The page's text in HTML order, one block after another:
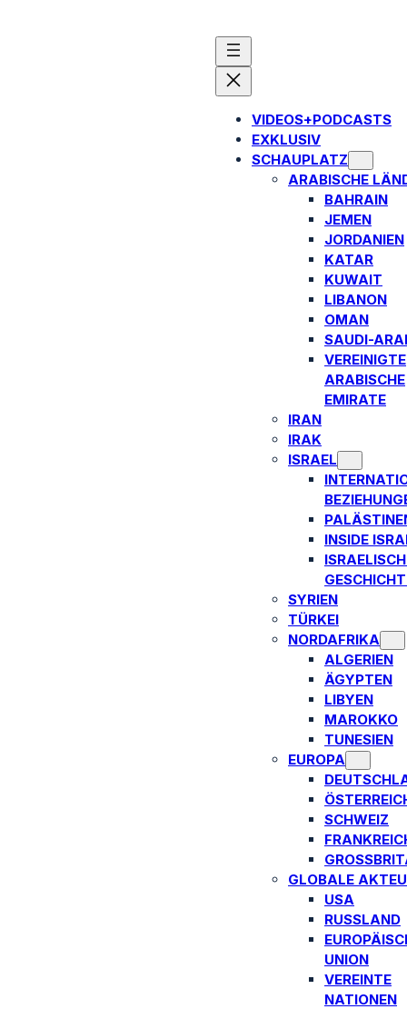
VIDEOS+PODCASTS
EXKLUSIV
SCHAUPLATZ
ARABISCHE
BAHRAIN
JEMEN
JORDANIEN
KATAR
KUWAIT
LIBANON
OMAN
SAUDI-
VEREINIGTE
ARABISCHE
EMIRATE
IRAN
IRAK
ISRAEL
INSIDE
SYRIEN
TÜRKEI
NORDAFRIKA
ALGERIEN
ÄGYPTEN
LIBYEN
MAROKKO
TUNESIEN
EUROPA
SCHWEIZ
GLOBALE
USA
RUSSLAND
UNION
VEREINTE
NATIONEN